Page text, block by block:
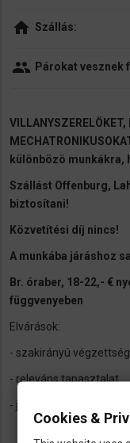
home Szállás:
people Párokat vesznek
különbözö munkákra,
Szállást Offenburg,
biztosítani!
Közvetítési díj nincs!
A munkába járáshoz
Br. óraber, 18-22,- €
függvenyeben
Elvárások:
- szakirányú végzettség
- releváns tapasztalat
- jogosítvány, saját autó
Cookies &